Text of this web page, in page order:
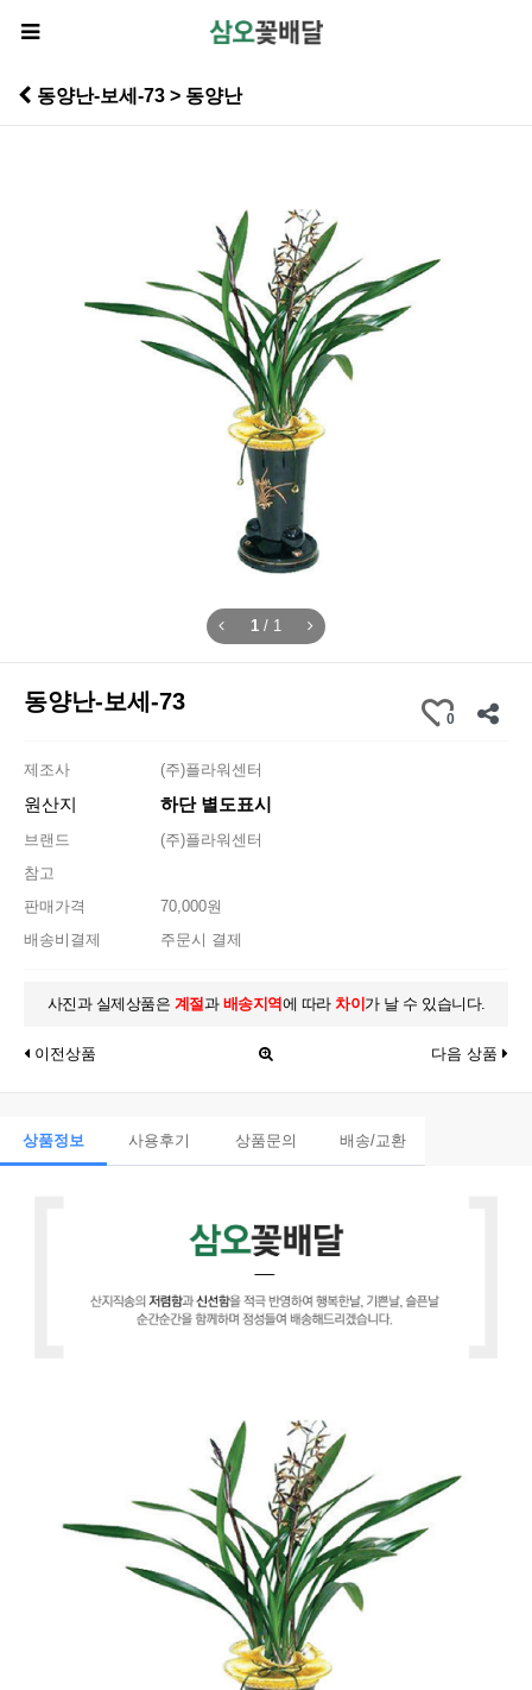
동양난-보세-73 > 동양난
1 / 1
동양난-보세-73
0
제조사 (주)플라워센터
원산지 하단 별도표시
브랜드
(주)플라워센터
참고
판매가격
70,000원
배송비결제
주문시 결제
사진과 실제상품은 계절과 배송지역에 따라 차이 가 날 수 있습니다.
이전상품 다음 상품
상품정보 사용후기 상품문의 배송/교환